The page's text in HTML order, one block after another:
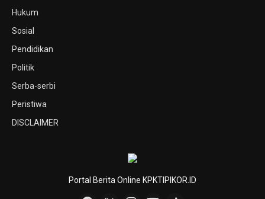
Hukum
Sosial
Pendidikan
Politik
Serba-serbi
Peristiwa
DISCLAIMER
Portal Berita Online KPKTIPIKOR.ID